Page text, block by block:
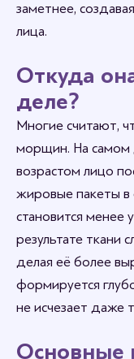
заметнее,
лица.
Откуда
деле?
Многие считают,
морщин. На самом
возрастом лицо
жировые пакеты в
становится менее
результате ткани
делая её более
формируется
не исчезает даже
Основные